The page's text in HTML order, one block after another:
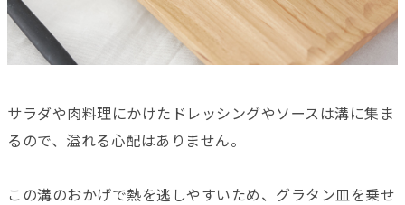
サラダや肉料理にかけたドレッシングやソースは溝に集ま
るので、溢れる心配はありません。
この溝のおかげで熱を逃しやすいため、グラタン皿を乗せ